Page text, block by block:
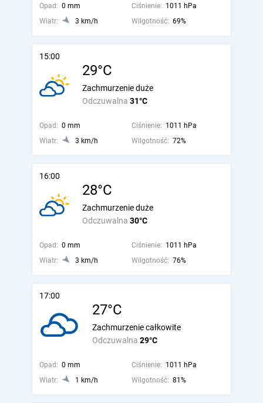
Opad: 0 mm Ciśnienie: 1011 hPa
Wiatr:
3 km/h Wilgotność: 69%
15:00
29°C
Odczuwalna 31°C
Zachmurzenie duże
Opad: 0 mm Ciśnienie: 1011 hPa
Wiatr:
3 km/h Wilgotność: 72%
16:00
28°C
Odczuwalna 30°C
Zachmurzenie duże
Opad: 0 mm Ciśnienie: 1011 hPa
Wiatr:
3 km/h Wilgotność: 76%
17:00
27°C
Odczuwalna 29°C
Zachmurzenie całkowite
Opad: 0 mm Ciśnienie: 1011 hPa
Wiatr:
1 km/h Wilgotność: 81%